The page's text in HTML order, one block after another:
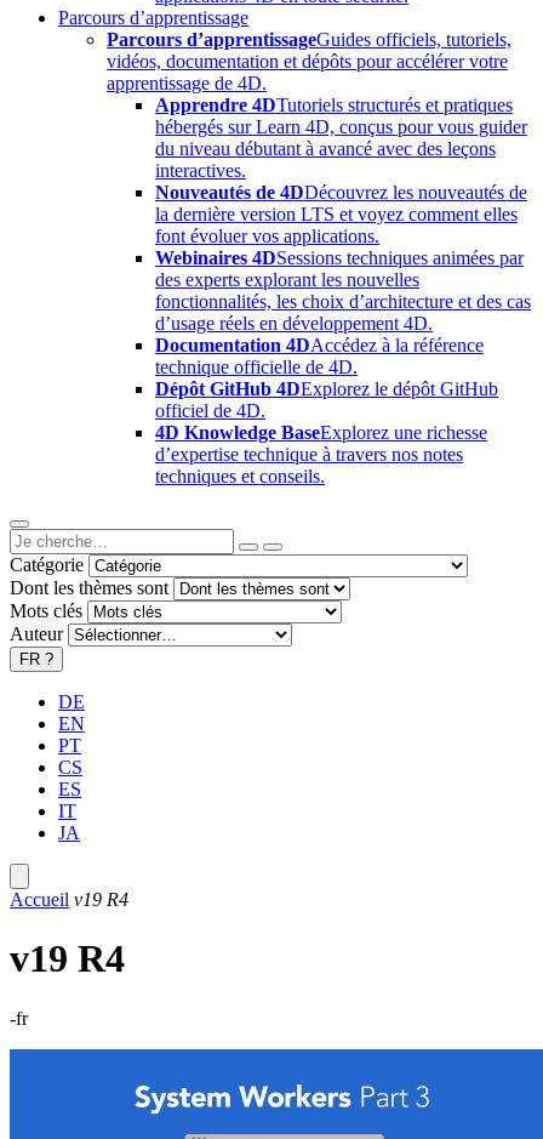
Parcours d’apprentissage
Parcours d’apprentissageGuides officiels, tutoriels,
vidéos, documentation et dépôts pour accélérer votre
apprentissage de 4D.
Apprendre 4DTutoriels structurés et pratiques
hébergés sur Learn 4D, conçus pour vous guider
du niveau débutant à avancé avec des leçons
interactives.
Nouveautés de 4DDécouvrez les nouveautés de
la dernière version LTS et voyez comment elles
font évoluer vos applications.
Webinaires 4DSessions techniques animées par
des experts explorant les nouvelles
fonctionnalités, les choix d’architecture et des cas
d’usage réels en développement 4D.
Documentation 4DAccédez à la référence
technique officielle de 4D.
Dépôt GitHub 4DExplorez le dépôt GitHub
officiel de 4D.
4D Knowledge BaseExplorez une richesse
d’expertise technique à travers nos notes
techniques et conseils.
Catégorie
Dont les thèmes sont
Mots clés
Auteur
FR ?
DE
EN
PT
CS
ES
IT
JA
Accueil v19 R4
v19 R4
-fr